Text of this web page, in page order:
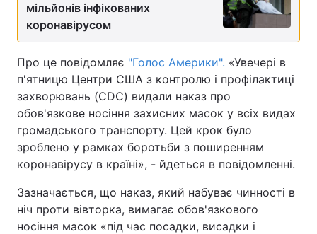
Техно і зв'язок
Здоров'я Туризм
Цікавинки Погода
Екологія Регіони
Відео з Youtube Статті
мільйонів інфікованих
коронавірусом
Про це повідомляє "Голос Америки". «Увечері в
п'ятницю Центри США з контролю і профілактиці
захворювань (CDC) видали наказ про
обов'язкове носіння захисних масок у всіх видах
громадського транспорту. Цей крок було
зроблено у рамках боротьби з поширенням
коронавірусу в країні», - йдеться в повідомленні.
Зазначається, що наказ, який набуває чинності в
ніч проти вівторка, вимагає обов'язкового
носіння масок «під час посадки, висадки і